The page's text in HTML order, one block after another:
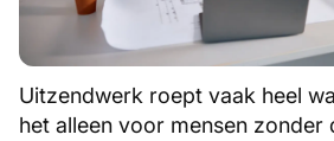
Uitzendwerk roept vaak heel
het alleen voor mensen zonder